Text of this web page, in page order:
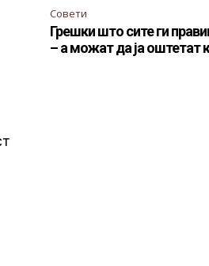
Совети
Грешки што сите ги
– а можат да ја оштетат